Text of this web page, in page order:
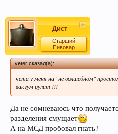
на использование нами
Узнать больше.
Дист
Старший
Пивовар
veter сказал(а):↑
чета у меня на "не волшебном"
вакуум рулит !!!
Да не сомневаюсь что
разделения смущает
А на МСД пробовал гнать?